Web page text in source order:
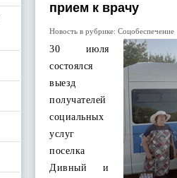
прием к врачу
Новость в рубрике:Соцобеспечение
30 июля
состоялся
выезд
получателей
социальных
услуг
поселка
Дивный и